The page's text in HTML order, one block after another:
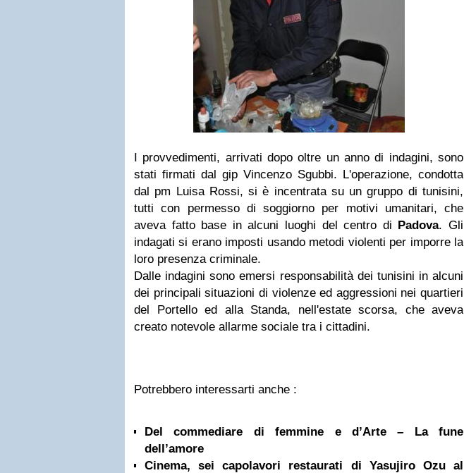
I provvedimenti, arrivati dopo oltre un anno di indagini, sono
stati firmati dal gip Vincenzo Sgubbi. L'operazione, condotta
dal pm Luisa Rossi, si è incentrata su un gruppo di tunisini,
tutti con permesso di soggiorno per motivi umanitari, che
aveva fatto base in alcuni luoghi del centro di Padova. Gli
indagati si erano imposti usando metodi violenti per imporre la
loro presenza criminale.
Dalle indagini sono emersi responsabilità dei tunisini in alcuni
dei principali situazioni di violenze ed aggressioni nei quartieri
del Portello ed alla Standa, nell'estate scorsa, che aveva
creato notevole allarme sociale tra i cittadini.
Potrebbero interessarti anche :
Del commediare di femmine e d’Arte – La fune
dell’amore
Cinema, sei capolavori restaurati di Yasujiro Ozu al